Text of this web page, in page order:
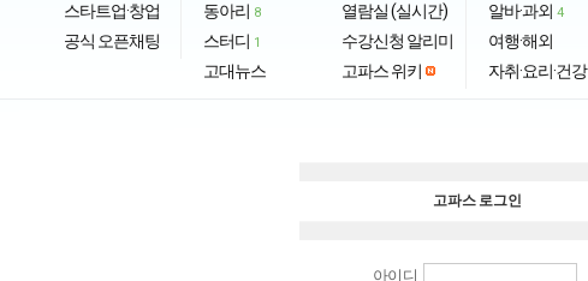
스타트업·창업
공식 오픈채팅
동아리 8
스터디 1
고대뉴스
열람실 (실시간)
수강신청 알리미
고파스 위키
알바·과외 4
여행·해외
자취·요리·건강
고파스 로그인
아이디